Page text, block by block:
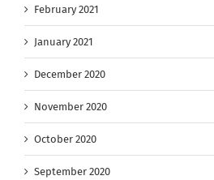
February 2021
January 2021
December 2020
November 2020
October 2020
September 2020